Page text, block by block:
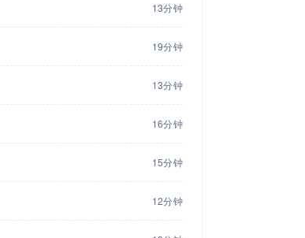
13分钟
19分钟
13分钟
16分钟
15分钟
12分钟